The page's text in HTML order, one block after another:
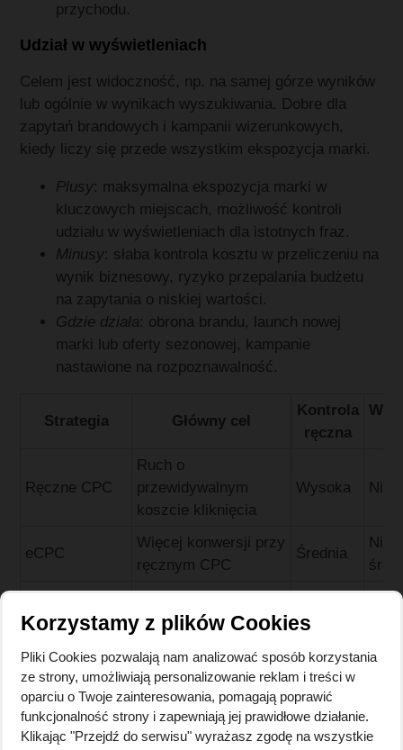
przychodu.
Udział w wyświetleniach
Celem jest widoczność, np. na samej górze wyników
lub ogólnie w wynikach wyszukiwania. Dobre dla
zapytań brandowych i kampanii wizerunkowych,
kiedy liczy się przede wszystkim ekspozycja marki.
Plusy: maksymalna ekspozycja marki w
kluczowych miejscach, możliwość kontroli
udziału w wyświetleniach dla istotnych fraz.
Minusy: słaba kontrola kosztu w przeliczeniu na
wynik biznesowy, ryzyko przepalania budżetu
na zapytania o niskiej wartości.
Gdzie działa: obrona brandu, launch nowej
marki lub oferty sezonowej, kampanie
nastawione na rozpoznawalność.
Strategia Główny cel
Kontrola
ręczna
Ręczne CPC
Ruch o
przewidywalnym
koszcie kliknięcia
Wysoka
eCPC
Więcej konwersji przy
ręcznym CPC
Średnia
kliknięcia
Maks.
konwersje
Liczba konwersji Niska
Maks. wartość Suma wartości Niska
Korzystamy z plików Cookies
Pliki Cookies pozwalają nam analizować sposób korzystania
ze strony, umożliwiają personalizowanie reklam i treści w
oparciu o Twoje zainteresowania, pomagają poprawić
funkcjonalność strony i zapewniają jej prawidłowe działanie.
Klikając "Przejdź do serwisu" wyrażasz zgodę na wszystkie